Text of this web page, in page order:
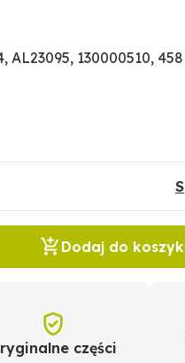
130000510,
Dodaj do
części